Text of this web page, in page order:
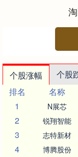
个股涨幅 个股
排名
名称
1
N展芯
2 锐翔智能
3 志特新材
4 博腾股份